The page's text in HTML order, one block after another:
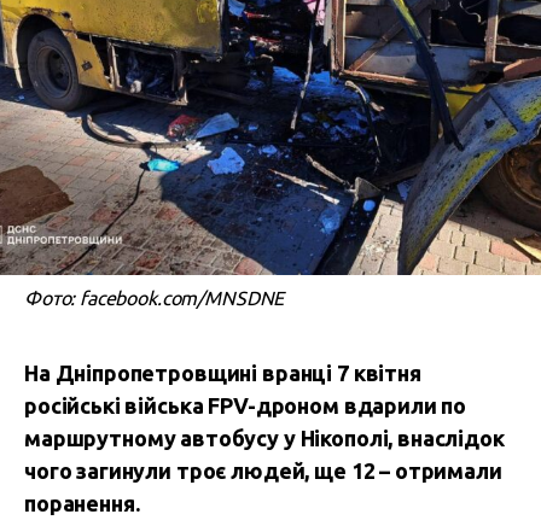
Фото: facebook.com/MNSDNE
На Дніпропетровщині вранці 7 квітня
російські війська FPV-дроном вдарили по
маршрутному автобусу у Нікополі, внаслідок
чого загинули троє людей, ще 12 – отримали
поранення.